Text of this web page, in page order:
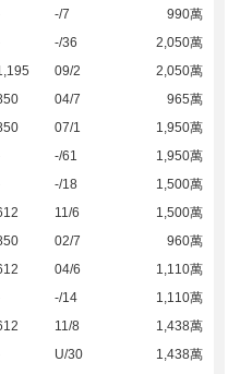
-/7
990萬
-/36
2,050萬
09/2
2,050萬
04/7
965萬
07/1
1,950萬
-/61
1,950萬
-/18
1,500萬
11/6
1,500萬
02/7
960萬
04/6
1,110萬
-/14
1,110萬
11/8
1,438萬
U/30
1,438萬